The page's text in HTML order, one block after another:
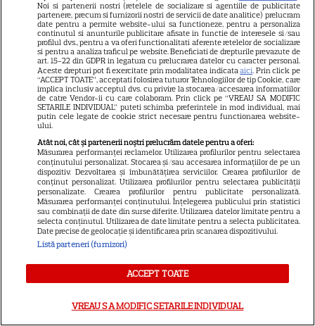
Libertatea
Libertatea pentru femei
GSP
Știri mondene
Avantaje
Unica
Retete practice
URMĂREȘTE-NE PE
Copyright2026Ringier Romania – Toate Drepturile rezervate
Noi si partenerii nostri (retelele de socializare si agentiile de publicitate
partenere, precum si furnizorii nostri de servicii de date analitice) prelucram
date pentru a permite website-ului sa functioneze, pentru a personaliza
continutul si anunturile publicitare afisate in functie de interesele si/sau
profilul dvs., pentru a va oferi functionalitati aferente retelelor de socializare
si pentru a analiza traficul pe website. Beneficiati de drepturile prevazute de
art. 15-22 din GDPR in legatura cu prelucrarea datelor cu caracter personal.
Aceste drepturi pot fi exercitate prin modalitatea indicataaici. Prin click pe
“ACCEPT TOATE”, acceptati folosirea tuturor Tehnologiilor de tip Cookie, care
implica inclusiv acceptul dvs. cu privire la stocarea/accesarea informatiilor
de catre Vendor-ii cu care colaboram. Prin click pe “VREAU SA MODIFIC
SETARILE INDIVIDUAL” puteti schimba preferintele in mod individual, mai
putin cele legate de cookie strict necesare pentru functionarea website-
ului.
Atât noi, cât și partenerii noștri prelucrăm datele pentru a oferi:
Măsurarea performanței reclamelor. Utilizarea profilurilor pentru selectarea
conținutului personalizat. Stocarea și/sau accesarea informațiilor de pe un
dispozitiv. Dezvoltarea și îmbunătățirea serviciilor. Crearea profilurilor de
conținut personalizat. Utilizarea profilurilor pentru selectarea publicității
personalizate. Crearea profilurilor pentru publicitate personalizată.
Măsurarea performanței conținutului. Înțelegerea publicului prin statistici
sau combinații de date din surse diferite. Utilizarea datelor limitate pentru a
selecta conținutul. Utilizarea de date limitate pentru a selecta publicitatea.
Date precise de geolocație și identificarea prin scanarea dispozitivului.
Listă parteneri (furnizori)
ACCEPT TOATE
VREAU SA MODIFIC SETARILE INDIVIDUAL